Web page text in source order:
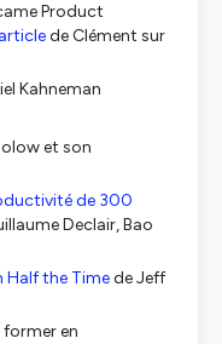
Product
de Clément sur
Kahneman
et son
de 300
Declair, Bao
Half the Timede Jeff
en